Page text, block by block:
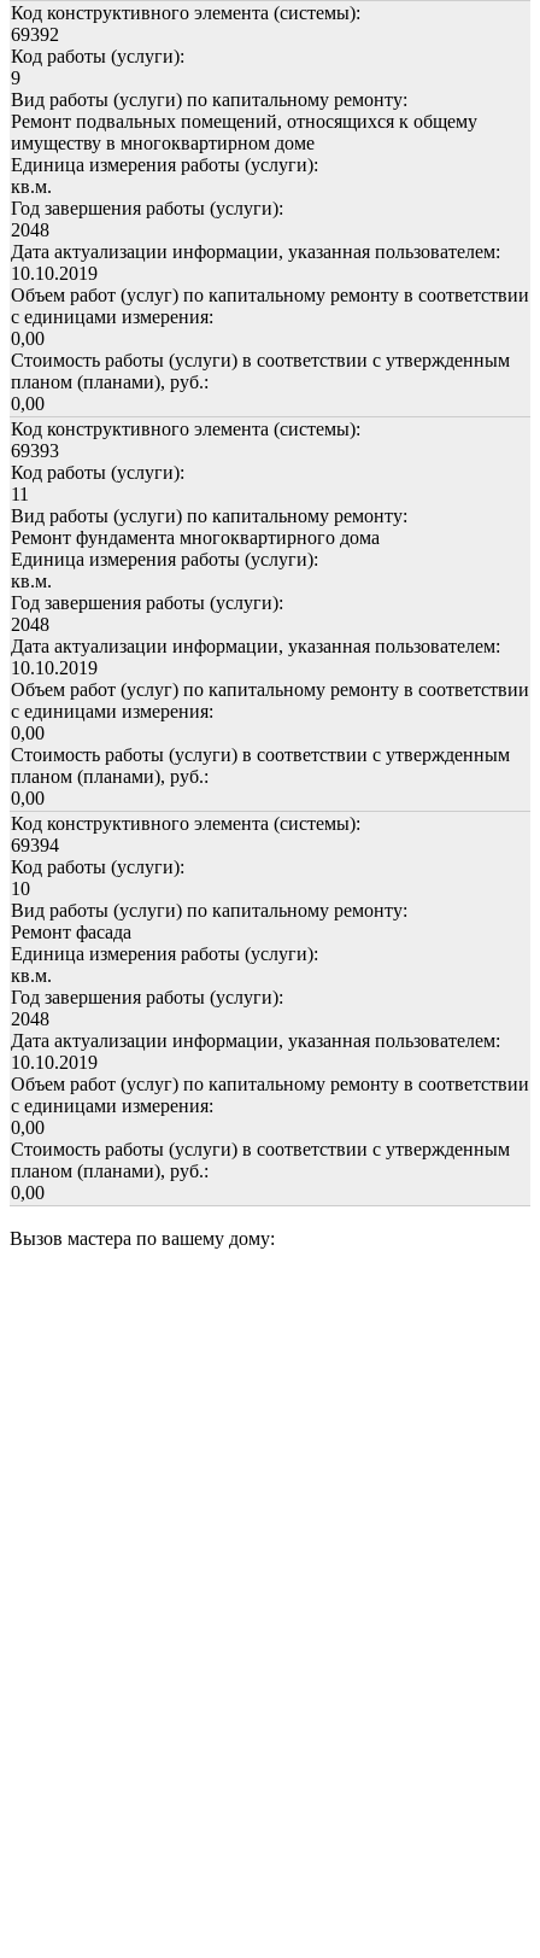
Код конструктивного элемента (системы):
69392
Код работы (услуги):
9
Вид работы (услуги) по капитальному ремонту:
Ремонт подвальных помещений, относящихся к общему
имуществу в многоквартирном доме
Единица измерения работы (услуги):
кв.м.
Год завершения работы (услуги):
2048
Дата актуализации информации, указанная пользователем:
10.10.2019
Объем работ (услуг) по капитальному ремонту в соответствии
с единицами измерения:
0,00
Стоимость работы (услуги) в соответствии с утвержденным
планом (планами), руб.:
0,00
Код конструктивного элемента (системы):
69393
Код работы (услуги):
11
Вид работы (услуги) по капитальному ремонту:
Ремонт фундамента многоквартирного дома
Единица измерения работы (услуги):
кв.м.
Год завершения работы (услуги):
2048
Дата актуализации информации, указанная пользователем:
10.10.2019
Объем работ (услуг) по капитальному ремонту в соответствии
с единицами измерения:
0,00
Стоимость работы (услуги) в соответствии с утвержденным
планом (планами), руб.:
0,00
Код конструктивного элемента (системы):
69394
Код работы (услуги):
10
Вид работы (услуги) по капитальному ремонту:
Ремонт фасада
Единица измерения работы (услуги):
кв.м.
Год завершения работы (услуги):
2048
Дата актуализации информации, указанная пользователем:
10.10.2019
Объем работ (услуг) по капитальному ремонту в соответствии
с единицами измерения:
0,00
Стоимость работы (услуги) в соответствии с утвержденным
планом (планами), руб.:
0,00
Вызов мастера по вашему дому: